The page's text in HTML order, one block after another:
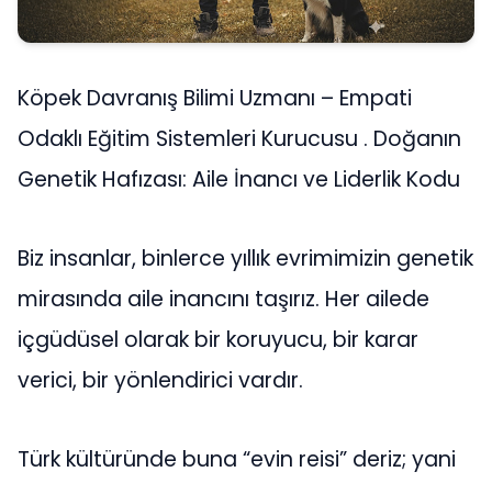
Köpek Davranış Bilimi Uzmanı – Empati
Odaklı Eğitim Sistemleri Kurucusu . Doğanın
Genetik Hafızası: Aile İnancı ve Liderlik Kodu
Biz insanlar, binlerce yıllık evrimimizin genetik
mirasında aile inancını taşırız. Her ailede
içgüdüsel olarak bir koruyucu, bir karar
verici, bir yönlendirici vardır.
Türk kültüründe buna “evin reisi” deriz; yani